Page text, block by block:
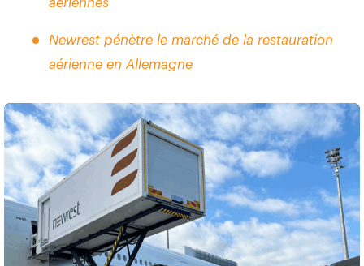
aériennes
Newrest pénètre le marché de la restauration
aérienne en Allemagne